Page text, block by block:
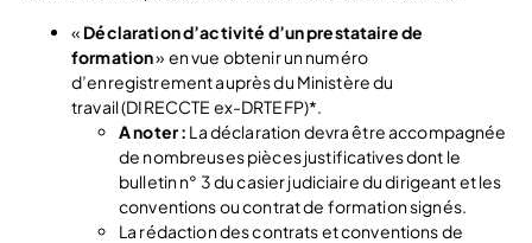
« Déclaration d’activité d’un prestataire de
formation» en vue obtenir un numéro
d’enregistrement auprès du Ministère du
travail (DIRECCTE ex-DRTEFP)*.
A noter : La déclaration devra être accompagnée
de nombreuses pièces justificatives dont le
bulletin n° 3 du casier judiciaire du dirigeant et les
conventions ou contrat de formation signés.
La rédaction des contrats et conventions de